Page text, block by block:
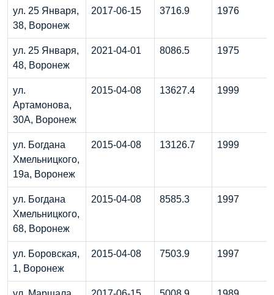
ул. 25 Января,
38, Воронеж
2017-06-15 3716.9 1976
ул. 25 Января,
48, Воронеж
2021-04-01 8086.5 1975
ул.
Артамонова,
30А, Воронеж
2015-04-08 13627.4 1999
ул. Богдана
Хмельницкого,
19а, Воронеж
2015-04-08 13126.7 1999
ул. Богдана
Хмельницкого,
68, Воронеж
2015-04-08 8585.3 1997
ул. Боровская,
1, Воронеж
2015-04-08 7503.9 1997